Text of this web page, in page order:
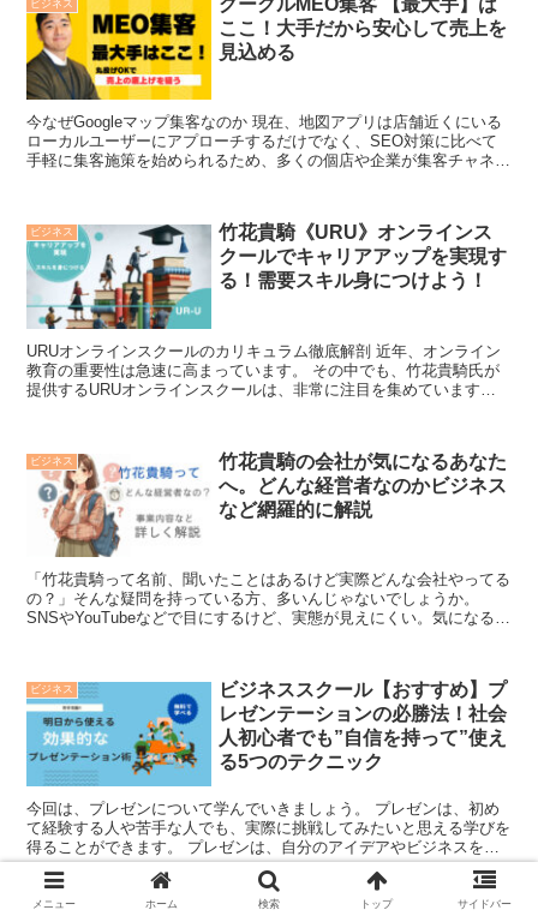
ビジネス
グーグルMEO集客 【最大手】は
ここ！大手だから安心して売上を
見込める
今なぜGoogleマップ集客なのか 現在、地図アプリは店舗近くにいる
ローカルユーザーにアプローチするだけでなく、SEO対策に比べて
手軽に集客施策を始められるため、多くの個店や企業が集客チャネル
ビジネス
竹花貴騎《URU》オンラインス
クールでキャリアアップを実現す
る！需要スキル身につけよう！
URUオンラインスクールのカリキュラム徹底解剖 近年、オンライン
教育の重要性は急速に高まっています。 その中でも、竹花貴騎氏が
提供するURUオンラインスクールは、非常に注目を集めています。
ビジネス
竹花貴騎の会社が気になるあなた
へ。どんな経営者なのかビジネス
など網羅的に解説
「竹花貴騎って名前、聞いたことはあるけど実際どんな会社やってる
の？」そんな疑問を持っている方、多いんじゃないでしょうか。
SNSやYouTubeなどで目にするけど、実態が見えにくい。気になるけ
ビジネス
ビジネススクール【おすすめ】プ
レゼンテーションの必勝法！社会
人初心者でも”自信を持って”使え
る5つのテクニック
今回は、プレゼンについて学んでいきましょう。 プレゼンは、初め
て経験する人や苦手な人でも、実際に挑戦してみたいと思える学びを
得ることができます。 プレゼンは、自分のアイデアやビジネスを他
の人に効果的に伝えるための重要なスキルです...
メニュー ホーム 検索 トップ サイドバー